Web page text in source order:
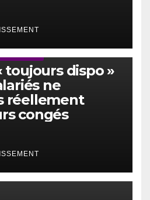
toujours dispo »
ne
réellement
congés